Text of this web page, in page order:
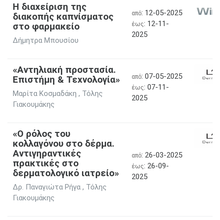
Η διαχείριση της
διακοπής καπνίσματος
στο φαρμακείο
Δήμητρα Μπουσίου
από: 12-05-2025
έως: 12-11-
2025
«Αντηλιακή προστασία.
Επιστήμη & Τεχνολογία»
Μαρίτα Κοσμαδάκη , Τόλης
Γιακουμάκης
από: 07-05-2025
έως: 07-11-
2025
«Ο ρόλος του
κολλαγόνου στο δέρμα.
Αντιγηραντικές
πρακτικές στο
δερματολογικό ιατρείο»
Δρ. Παναγιώτα Ρήγα , Τόλης
Γιακουμάκης
από: 26-03-2025
έως: 26-09-
2025